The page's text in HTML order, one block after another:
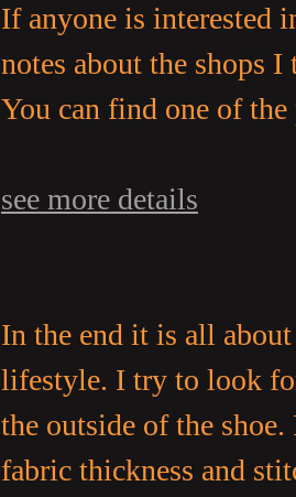
If anyone is interested
notes about the shops I
You can find one of the
see more details
In the end it is all
lifestyle. I try to look
the outside of the
fabric thickness and